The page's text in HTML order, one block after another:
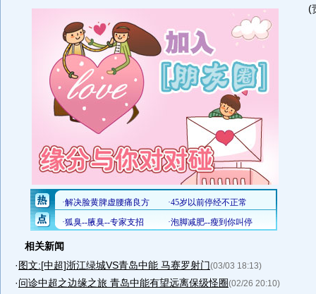
(
相关新闻
·图文:[中超]浙江绿城VS青岛中能 马赛罗射门(03/03 18:13)
·问诊中超之边缘之旅 青岛中能有望远离保级怪圈(02/26 20:10)